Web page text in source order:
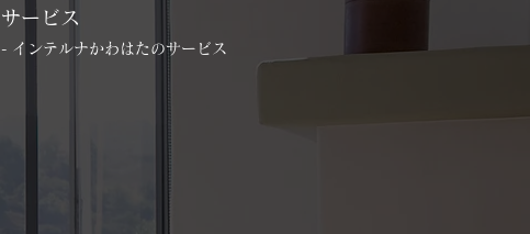
サービス
- インテルナかわはたのサービス